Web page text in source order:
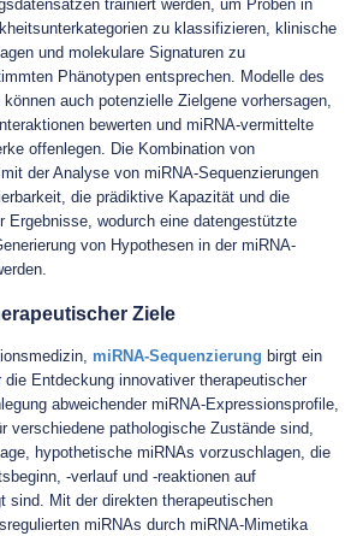
trainiert werden, um Proben in
zu klassifizieren, klinische
und molekulare Signaturen zu
Phänotypen entsprechen. Modelle des
auch potenzielle Zielgene vorhersagen,
bewerten und miRNA-vermittelte
offenlegen. Die Kombination von
der Analyse von miRNA-Sequenzierungen
die prädiktive Kapazität und die
Ergebnisse, wodurch eine datengestützte
von Hypothesen in der miRNA-
Ziele
miRNA-Sequenzierung birgt ein
Entdeckung innovativer therapeutischer
abweichender miRNA-Expressionsprofile,
verschiedene pathologische Zustände sind,
hypothetische miRNAs vorzuschlagen, die
-verlauf und -reaktionen auf
sind. Mit der direkten therapeutischen
miRNAs durch miRNA-Mimetika